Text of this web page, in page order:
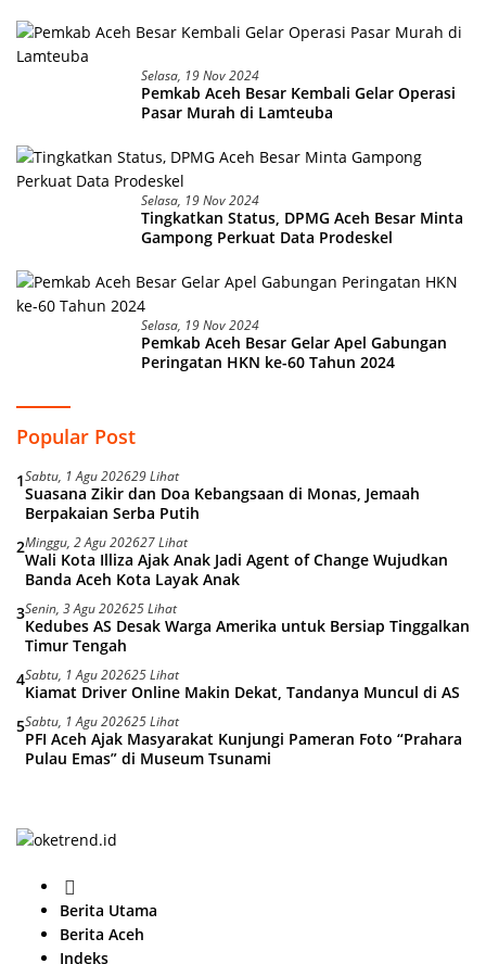
Selasa, 19 Nov 2024
Pemkab Aceh Besar Kembali Gelar Operasi
Pasar Murah di Lamteuba
Selasa, 19 Nov 2024
Tingkatkan Status, DPMG Aceh Besar Minta
Gampong Perkuat Data Prodeskel
Selasa, 19 Nov 2024
Pemkab Aceh Besar Gelar Apel Gabungan
Peringatan HKN ke-60 Tahun 2024
Popular Post
1Sabtu, 1 Agu 202629 Lihat
Suasana Zikir dan Doa Kebangsaan di Monas, Jemaah
Berpakaian Serba Putih
2Minggu, 2 Agu 202627 Lihat
Wali Kota Illiza Ajak Anak Jadi Agent of Change Wujudkan
Banda Aceh Kota Layak Anak
3Senin, 3 Agu 202625 Lihat
Kedubes AS Desak Warga Amerika untuk Bersiap Tinggalkan
Timur Tengah
4Sabtu, 1 Agu 202625 Lihat
Kiamat Driver Online Makin Dekat, Tandanya Muncul di AS
5Sabtu, 1 Agu 202625 Lihat
PFI Aceh Ajak Masyarakat Kunjungi Pameran Foto “Prahara
Pulau Emas” di Museum Tsunami
o
m
e
Berita Utama
Berita Aceh
Indeks